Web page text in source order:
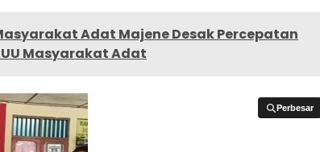
Adat Majene Desak Percepatan
Masyarakat Adat
Perbesar
Perbesar